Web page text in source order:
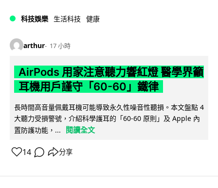
科技娛樂 生活科技 健康
arthur 17 小時
AirPods 用家注意聽力響紅燈 醫學界籲
耳機用戶謹守「60-60」鐵律
長時間高音量佩戴耳機可能導致永久性噪音性聽損。本文盤點 4
大聽力受損警號，介紹科學護耳的「60-60 原則」及 Apple 內
置防護功能，...
閱讀全文
14 分享